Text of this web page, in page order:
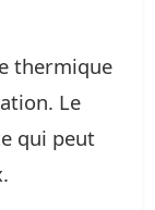
thermique
Le
qui peut